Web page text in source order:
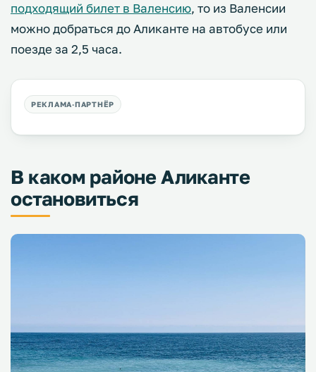
подходящий билет в Валенсию, то из Валенсии
можно добраться до Аликанте на автобусе или
поезде за 2,5 часа.
В каком районе Аликанте
остановиться